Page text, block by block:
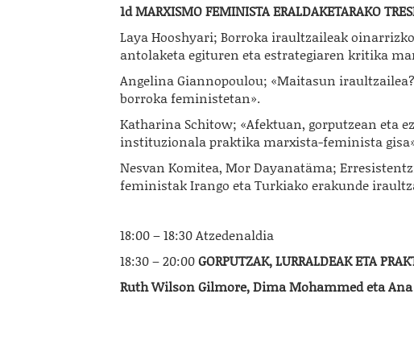
1d MARXISMO FEMINISTA ERALDAKETARAKO
Laya Hooshyari; Borroka iraultzaileak
antolaketa egituren eta estrategiaren kritika
Angelina Giannopoulou; «Maitasun
borroka feministetan».
Katharina Schitow; «Afektuan, gorputzean eta
instituzionala praktika marxista-feminista
Nesvan Komitea, Mor Dayanatäma;
feministak Irango eta Turkiako erakunde
18:00 – 18:30 Atzedenaldia
18:30 – 20:00GORPUTZAK, LURRALDEAK ETA
Ruth Wilson Gilmore, Dima Mohammed eta